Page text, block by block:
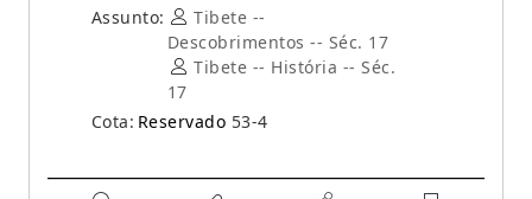
Assunto:
Tibete --
Descobrimentos -- Séc. 17
Tibete -- História -- Séc.
17
Cota: Reservado 53-4